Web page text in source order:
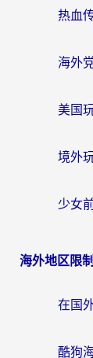
海外地区限制